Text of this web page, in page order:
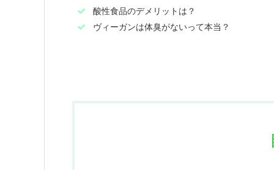
酸性食品のデメリットは？
ヴィーガンは体臭がないって本当？